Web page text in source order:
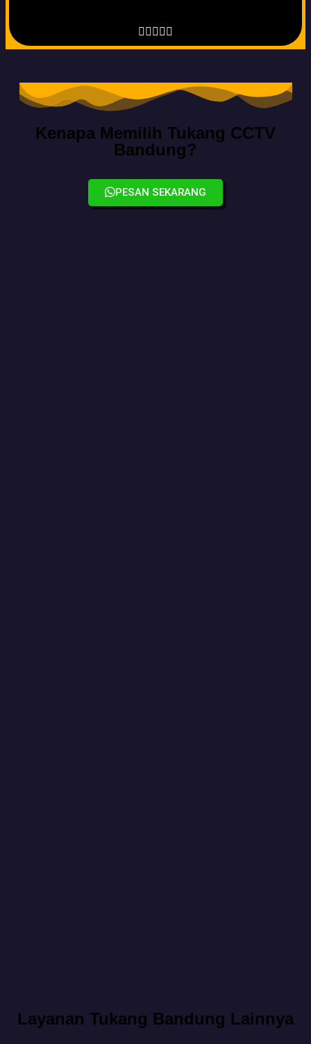
    
Kenapa Memilih Tukang CCTV
Bandung?
PESAN SEKARANG
Layanan Tukang Bandung Lainnya